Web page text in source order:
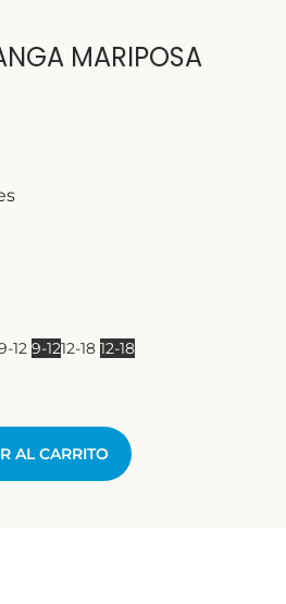
MARIPOSA
12 9-1212-18 12-18
AL CARRITO